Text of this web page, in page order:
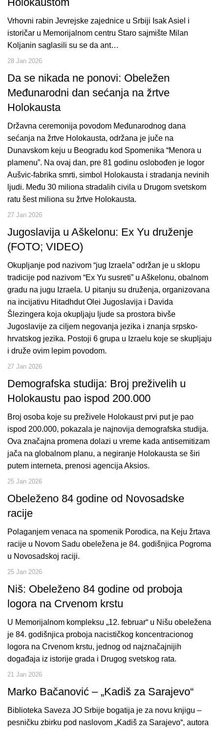
Vrhovni rabin Jevrejske zajednice u Srbiji Isak Asiel i
istoričar u Memorijalnom centru Staro sajmište Milan
Koljanin saglasili su se da ant…
28 Jan 2026
Da se nikada ne ponovi: Obeležen
Međunarodni dan sećanja na žrtve
Holokausta
Državna ceremonija povodom Međunarodnog dana
sećanja na žrtve Holokausta, održana je juče na
Dunavskom keju u Beogradu kod Spomenika “Menora u
plamenu”. Na ovaj dan, pre 81 godinu oslobođen je logor
Aušvic-fabrika smrti, simbol Holokausta i stradanja nevinih
ljudi. Među 30 miliona stradalih civila u Drugom svetskom
ratu šest miliona su žrtve Holokausta.
27 Jan 2026
Jugoslavija u Aškelonu: Ex Yu druženje
(FOTO; VIDEO)
Okupljanje pod nazivom “jug Izraela” održan je u sklopu
tradicije pod nazivom “Ex Yu susreti” u Aškelonu, obalnom
gradu na jugu Izraela. U pitanju su druženja, organizovana
na incijativu Hitadhdut Olei Jugoslavija i Davida
Šlezingera koja okupljaju ljude sa prostora bivše
Jugoslavije za ciljem negovanja jezika i znanja srpsko-
hrvatskog jezika. Postoji 6 grupa u Izraelu koje se skupljaju
i druže ovim lepim povodom.
27 Jan 2026
Demografska studija: Broj preživelih u
Holokaustu pao ispod 200.000
Broj osoba koje su preživele Holokaust prvi put je pao
ispod 200.000, pokazala je najnovija demografska studija.
Ova značajna promena dolazi u vreme kada antisemitizam
jača na globalnom planu, a negiranje Holokausta se širi
putem interneta, prenosi agencija Aksios.
25 Jan 2026
Obeleženo 84 godine od Novosadske
racije
Polaganjem venaca na spomenik Porodica, na Keju žrtava
racije u Novom Sadu obeležena je 84. godišnjica Pogroma
u Novosadskoj raciji.
25 Jan 2026
Niš: Obeleženo 84 godine od proboja
logora na Crvenom krstu
U Memorijalnom kompleksu „12. februar“ u Nišu obeležena
je 84. godišnjica proboja nacističkog koncentracionog
logora na Crvenom krstu, jednog od najznačajnijih
događaja iz istorije grada i Drugog svetskog rata.
21 Jan 2026
Marko Bačanović – „Kadiš za Sarajevo“
Biblioteka Saveza JO Srbije bogatija je za novu knjigu –
pesničku zbirku pod naslovom „Kadiš za Sarajevo“, autora